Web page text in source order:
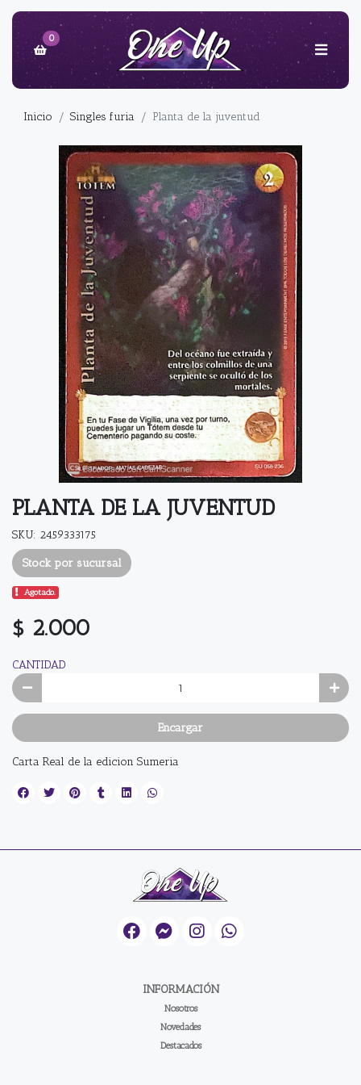
0
Inicio Singles furia Planta de la juventud
PLANTA DE LA JUVENTUD
SKU: 2459333175
Stock por sucursal
Agotado.
$ 2.000
CANTIDAD
Encargar
Carta Real de la edicion Sumeria
INFORMACIÓN
Nosotros
Novedades
Destacados